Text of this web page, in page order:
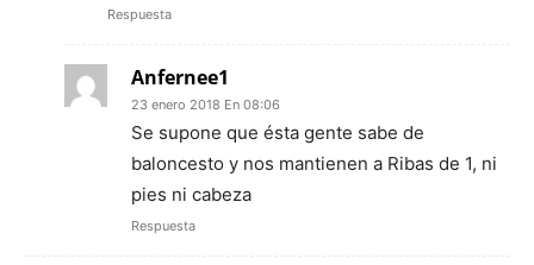
Respuesta
Anfernee1
23 enero 2018 En 08:06
Se supone que ésta gente sabe de
baloncesto y nos mantienen a Ribas de 1, ni
pies ni cabeza
Respuesta